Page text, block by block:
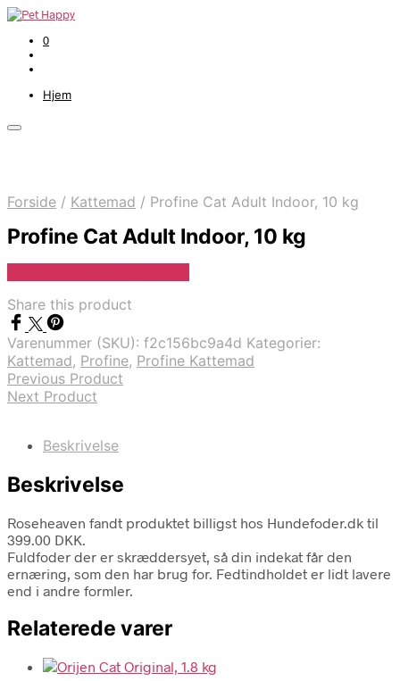
0
Hjem
Forside / Kattemad / Profine Cat Adult Indoor, 10 kg
Profine Cat Adult Indoor, 10 kg
Share this product
Varenummer (SKU): f2c156bc9a4d Kategorier:
Kattemad, Profine, Profine Kattemad
Previous Product
Next Product
Beskrivelse
Beskrivelse
Roseheaven fandt produktet billigst hos Hundefoder.dk til
399.00 DKK.
Fuldfoder der er skræddersyet, så din indekat får den
ernæring, som den har brug for. Fedtindholdet er lidt lavere
end i andre formler.
Relaterede varer